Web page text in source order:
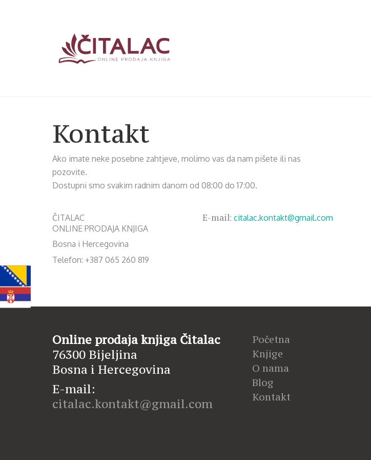
Kontakt
Ako imate neke posebne zahtjeve, molimo vas da nam pišete ili nas
pozovite.
Dostupni smo svakim radnim danom od 08:00 do 17:00.
ČITALAC
ONLINE PRODAJA KNJIGA
Bosna i Hercegovina
Telefon: +387 065 260 819
E-mail: citalac.kontakt@gmail.com
Online prodaja knjiga Čitalac
76300 Bijeljina
Bosna i Hercegovina
E-mail:
citalac.kontakt@gmail.com
Početna
Knjige
O nama
Blog
Kontakt